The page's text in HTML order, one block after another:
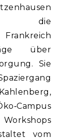
die
Frankreich
über
Sie
vom